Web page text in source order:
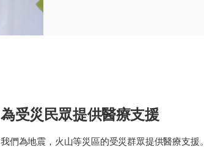
為受災民眾提供醫療支援
我們為地震，火山等災區的受災群眾提供醫療支援。